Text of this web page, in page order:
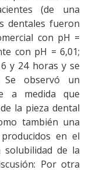
(de una
dentales fueron
con pH =
con pH = 6,01;
y 24 horas y se
Se observó un
a medida que
la pieza dental
también una
en el
de la
Por otra